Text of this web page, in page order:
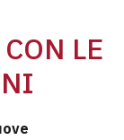
LE